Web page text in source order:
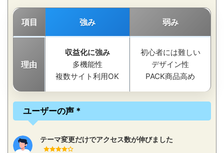
項目 強み 弱み
理由
収益化に強み
多機能性
複数サイト利用OK
初心者には難しい
デザイン性
PACK商品高め
ユーザーの声 *
テーマ変更だけでアクセス数が伸びました